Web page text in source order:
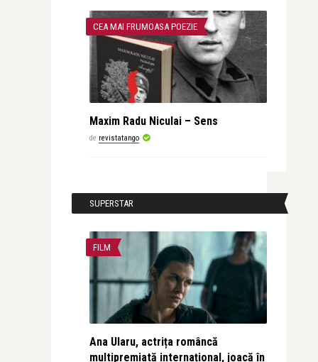
CEA MAI FRUMOASA POEZIE
Maxim Radu Niculai – Sens
de revistatango
SUPERSTAR
FILM
Ana Ularu, actrița româncă
multipremiată internațional, joacă în